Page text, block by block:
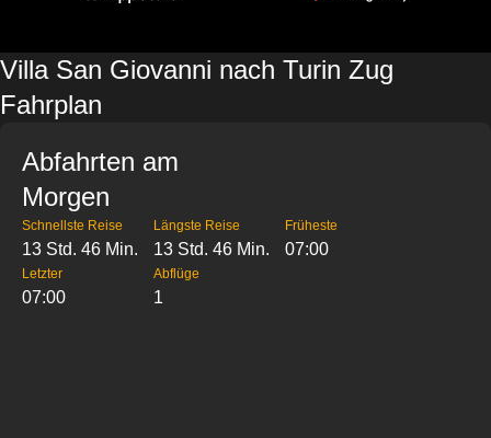
Villa San Giovanni nach Turin Zug
Fahrplan
Abfahrten am
Morgen
Schnellste Reise
13 Std. 46 Min.
Längste Reise
13 Std. 46 Min.
Früheste
07:00
Letzter
07:00
Abflüge
1